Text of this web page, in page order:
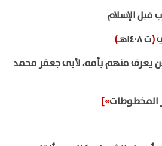
قبل الإسلام
(ت ١٤٠٨هـ
)
يعرف منهم بأمه،لأبى جعفر محمد
المخطوطات»]